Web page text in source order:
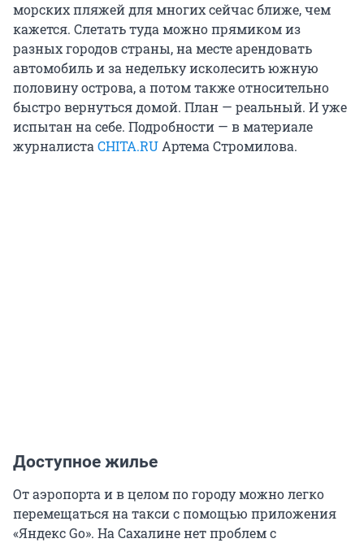
морских пляжей для многих сейчас ближе, чем
кажется. Слетать туда можно прямиком из
разных городов страны, на месте арендовать
автомобиль и за недельку исколесить южную
половину острова, а потом также относительно
быстро вернуться домой. План — реальный. И уже
испытан на себе. Подробности — в материале
журналиста CHITA.RU Артема Стромилова.
Доступное жилье
От аэропорта и в целом по городу можно легко
перемещаться на такси с помощью приложения
«Яндекс Go». На Сахалине нет проблем с